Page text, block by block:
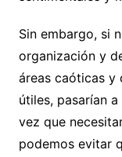
Sin embargo, si
organización y
áreas caóticas y
útiles, pasarían
vez que
podemos evitar